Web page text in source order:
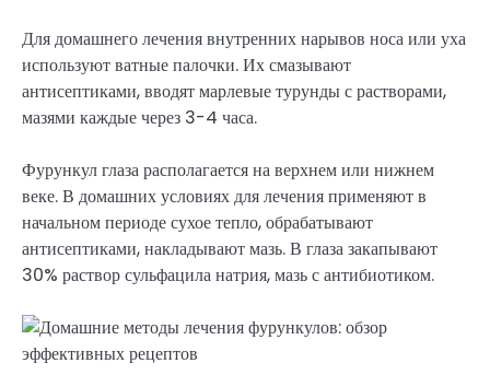
Для домашнего лечения внутренних нарывов носа или уха
используют ватные палочки. Их смазывают
антисептиками, вводят марлевые турунды с растворами,
мазями каждые через 3-4 часа.
Фурункул глаза располагается на верхнем или нижнем
веке. В домашних условиях для лечения применяют в
начальном периоде сухое тепло, обрабатывают
антисептиками, накладывают мазь. В глаза закапывают
30% раствор сульфацила натрия, мазь с антибиотиком.